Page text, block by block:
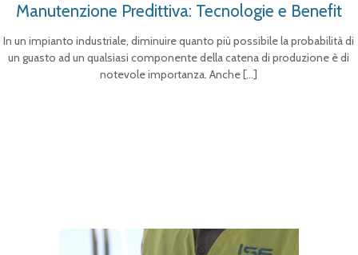
Manutenzione Predittiva: Tecnologie e Benefit
In un impianto industriale, diminuire quanto più possibile la probabilità di
un guasto ad un qualsiasi componente della catena di produzione è di
notevole importanza. Anche[…]